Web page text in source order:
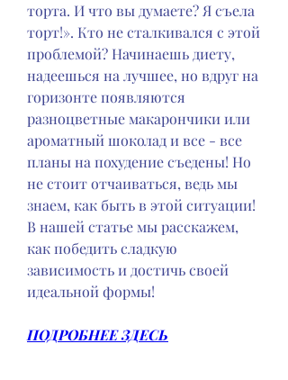
торта. И что вы думаете? Я съела
торт!». Кто не сталкивался с этой
проблемой? Начинаешь диету,
надеешься на лучшее, но вдруг на
горизонте появляются
разноцветные макарончики или
ароматный шоколад и все - все
планы на похудение съедены! Но
не стоит отчаиваться, ведь мы
знаем, как быть в этой ситуации!
В нашей статье мы расскажем,
как победить сладкую
зависимость и достичь своей
идеальной формы!
ПОДРОБНЕЕ ЗДЕСЬ